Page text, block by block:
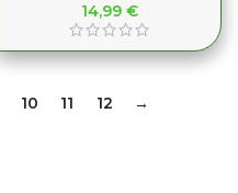
14,99 €
10 11 12 →